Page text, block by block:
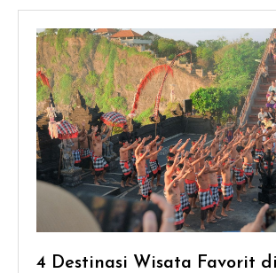
4 Destinasi Wisata Favorit di